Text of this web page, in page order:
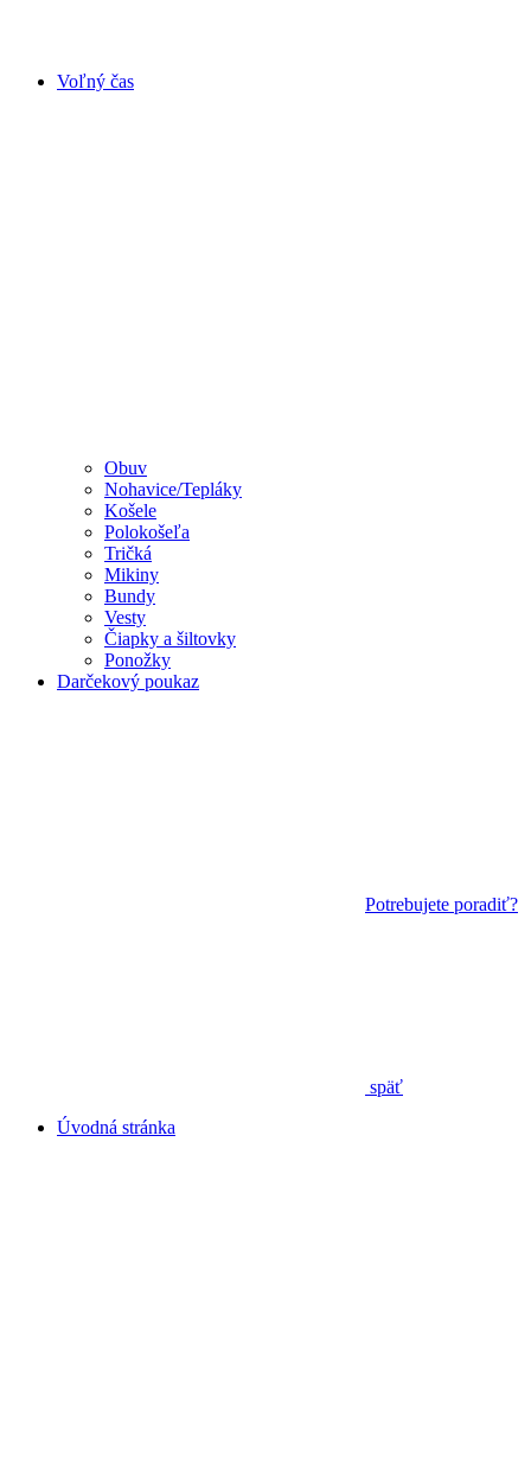
Voľný čas
Obuv
Nohavice/Tepláky
Košele
Polokošeľa
Tričká
Mikiny
Bundy
Vesty
Čiapky a šiltovky
Ponožky
Darčekový poukaz
Potrebujete poradiť?
späť
Úvodná stránka